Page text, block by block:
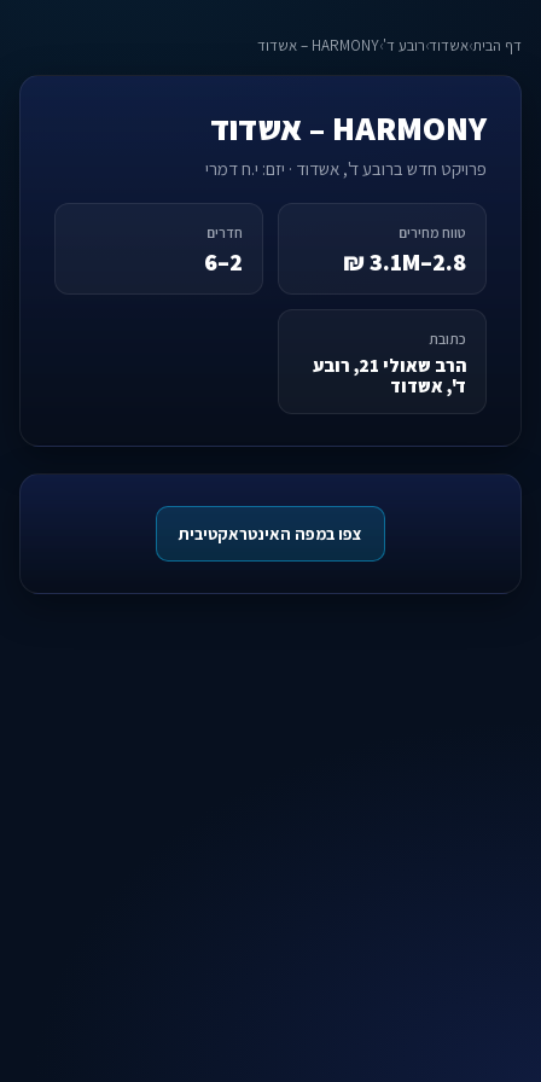
דף הבית›אשדוד›רובע ד'›HARMONY – אשדוד
HARMONY – אשדוד
פרויקט חדש ברובע ד', אשדוד · יזם: י.ח דמרי
טווח מחירים
2.8–3.1M ₪
חדרים
2–6
כתובת
הרב שאולי 21, רובע
ד', אשדוד
צפו במפה האינטראקטיבית